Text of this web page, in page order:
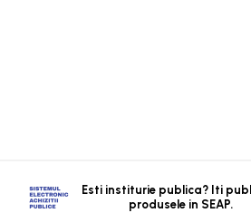
Esti institurie publica? Iti
produsele in SEAP.